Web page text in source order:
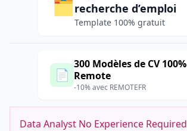
🗂️recherche d’emploi
Template 100% gratuit
📄
300 Modèles de CV 100%
Remote
-10% avec REMOTEFR
Data Analyst No Experience Required